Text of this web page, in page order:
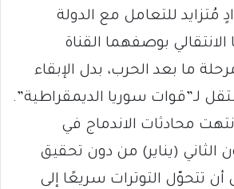
مُتزايد للتعامل مع الدولة
بوصفهما القناة
ما بعد الحرب، بدل الإبقاء
لـ”قوات سوريا الديمقراطية”.
محادثات الاندماج في
في 4 كانون الثاني (يناير) من دون تحقيق
أن تتحوّل التوترات سريعًا إلى